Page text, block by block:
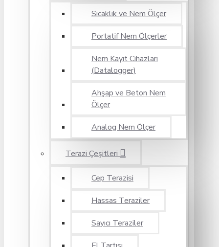
Sıcaklık ve Nem Ölçer
Portatif Nem Ölçerler
Nem Kayıt Cihazları
(Datalogger)
Ahşap ve Beton Nem
Ölçer
Analog Nem Ölçer
Terazi Çeşitleri
Cep Terazisi
Hassas Teraziler
Sayıcı Teraziler